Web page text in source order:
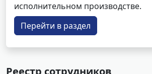
исполнительном производстве.
Перейти в раздел
Реестр сотрудников